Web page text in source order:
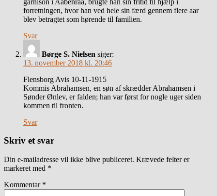
forretningen, hvor han ved hele sin færd gennem flere aar
blev betragtet som hørende til familien.
Svar
Børge S. Nielsen siger:
13. november 2018 kl. 20:46
Flensborg Avis 10-11-1915
Kommis Abrahamsen, en søn af skrædder Abrahamsen i
Sønder Ønlev, er falden; han var først for nogle uger siden
kommen til fronten.
Svar
Skriv et svar
Din e-mailadresse vil ikke blive publiceret. Krævede felter er
markeret med *
Kommentar *